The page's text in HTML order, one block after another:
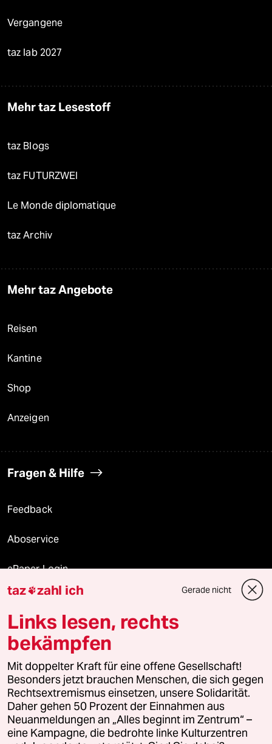
Vergangene
taz lab 2027
Mehr taz Lesestoff
taz Blogs
taz FUTURZWEI
Le Monde diplomatique
taz Archiv
Mehr taz Angebote
Reisen
Kantine
Shop
Anzeigen
Fragen & Hilfe
Feedback
Aboservice
ePaper Login
Downloads für Abonnierende
© 2026 taz Verlags und Vertriebs GmbH
Alle Rechte vorbehalten. Bei rechtlichen Fragen oder für Genehmigungen
wenden Sie sich bitte an lizenzen@taz.de
Feedback Redaktionsstatut Kommune-Richtlinien
Leitlinie Informant Datenschutz Impressum AGB
taz zahl ich Gerade nicht
Links lesen, rechts
bekämpfen
Mit doppelter Kraft für eine offene Gesellschaft!
Besonders jetzt brauchen Menschen, die sich gegen
Rechtsextremismus einsetzen, unsere Solidarität.
Daher gehen 50 Prozent der Einnahmen aus
Neuanmeldungen an „Alles beginnt im Zentrum“ –
eine Kampagne, die bedrohte linke Kulturzentren